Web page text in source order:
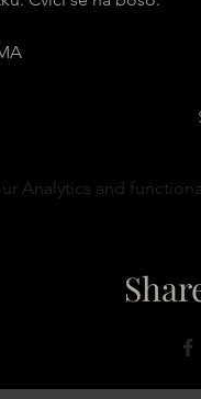
Analytics and